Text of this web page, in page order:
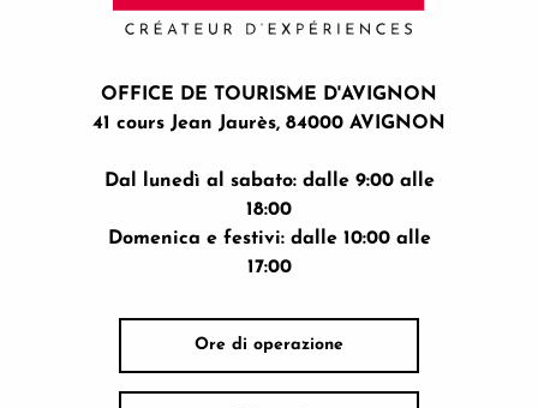
OFFICE DE TOURISME D'AVIGNON
41 cours Jean Jaurès, 84000 AVIGNON
Dal lunedì al sabato: dalle 9:00 alle
18:00
Domenica e festivi: dalle 10:00 alle
17:00
Ore di operazione